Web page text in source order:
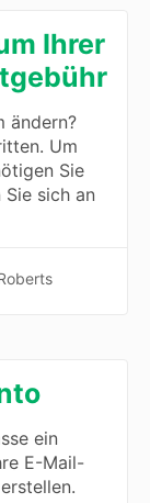
Ihrer
ändern?
Um
Sie
sich an
ein
E-Mail-